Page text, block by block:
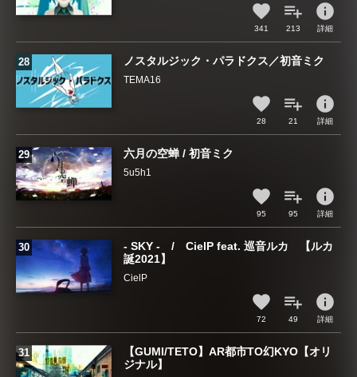
341 213
info
詳細
ノスタルジック・パラドクス／初音ミク
TEMA16
28 21
info
詳細
六月の空蝉 / 初音ミク
5u5h1
95 95
info
詳細
- SKY - / CielP feat. 巡音ルカ 【ルカ
誕2021】
CielP
72 49
info
詳細
【GUMI/TETO】AR都市TO幻KYO【オリ
ジナル】